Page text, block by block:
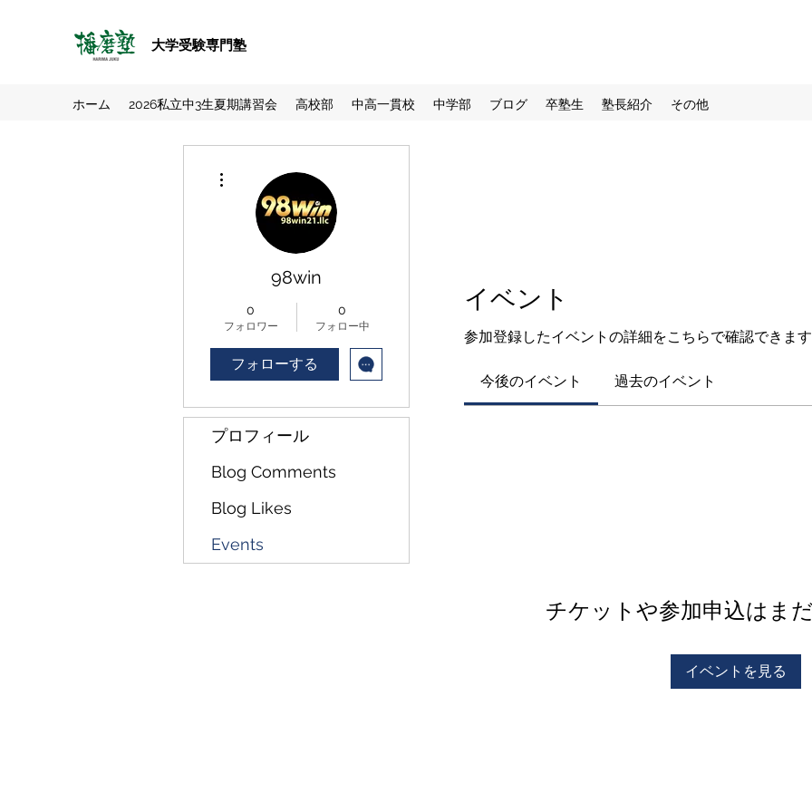
大学受験専門塾
ホーム 2026私立中3生夏期講習会 高校部 中高一貫校 中学部 ブログ 卒塾生 塾長紹介 その他
イベント
参加登録したイベントの詳細をこちらで確認できます
今後のイベント 過去のイベント
チケットや参加申込はま
イベントを見る
98win
0
フォロワー
0
フォロー中
フォローする
プロフィール
Blog Comments
Blog Likes
Events